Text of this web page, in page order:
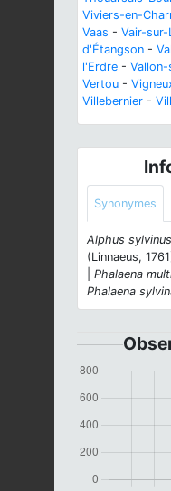
Viviers-en-
Vaas - Vair-sur-
d'Étangson -
l'Erdre - Vallon-
Vertou -
Villebernier -
Synonymes
Alphus sylvinus
(Linnaeus,
Phalaena
Phalaena